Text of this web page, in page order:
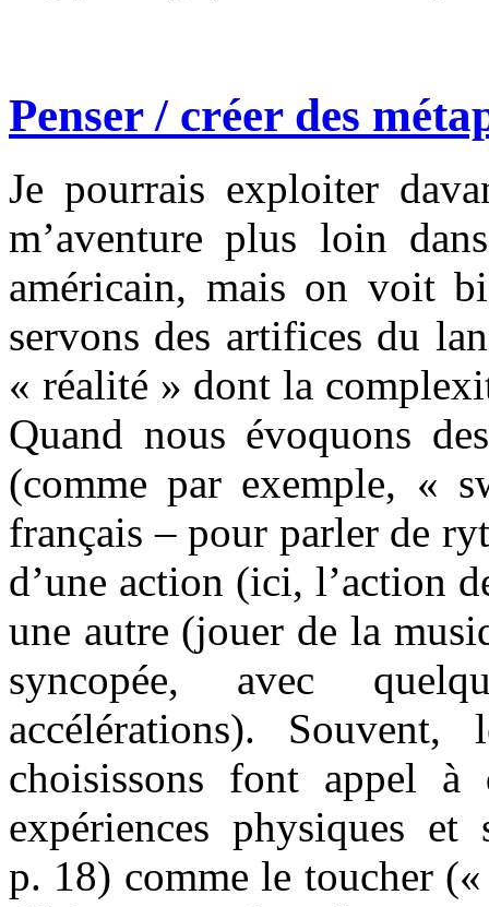
Penser / créer des
Je pourrais exploiter
m’aventure plus loin
américain, mais on voit
servons des artifices du
« réalité » dont la
Quand nous évoquons
(comme par exemple, «
français – pour parler de
d’une action (ici, l’action
une autre (jouer de la
syncopée, avec
accélérations). Souvent,
choisissons font appel à
expériences physiques
p. 18) comme le toucher